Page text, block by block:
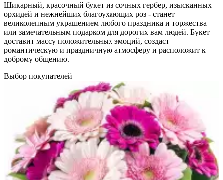
Шикарный, красочный букет из сочных гербер, изысканных
орхидей и нежнейших благоухающих роз - станет
великолепным украшением любого праздника и торжества
или замечательным подарком для дорогих вам людей. Букет
доставит массу положительных эмоций, создаст
романтическую и праздничную атмосферу и расположит к
доброму общению.
Выбор покупателей